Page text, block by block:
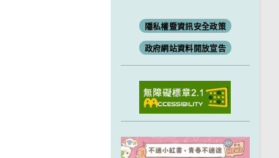
隱私權暨資訊安全政策
政府網站資料開放宣告